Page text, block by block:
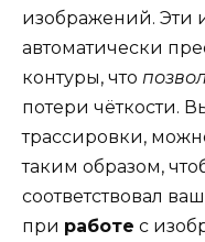
изображений. Эти
автоматически
контуры, что
потери чёткости.
трассировки,
таким образом,
соответствовал
при работе с